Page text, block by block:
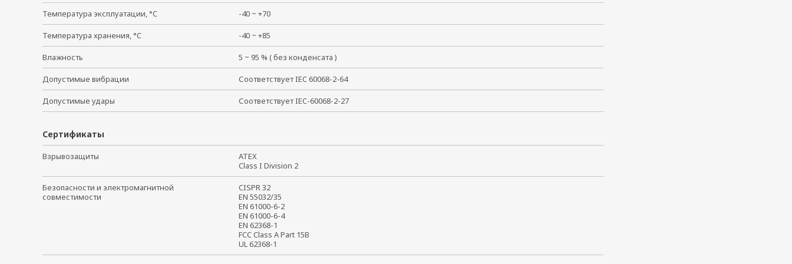
Температура эксплуатации, °C -40 ~ +70
Температура хранения, °C -40 ~ +85
Влажность 5 ~ 95 % ( без конденсата )
Допустимые вибрации Соответствует IEC 60068-2-64
Допустимые удары Соответствует IEC-60068-2-27
Сертификаты
Взрывозащиты
ATEX
Class I Division 2
Безопасности и электромагнитной
совместимости
CISPR 32
EN 55032/35
EN 61000-6-2
EN 61000-6-4
EN 62368-1
FCC Class A Part 15B
UL 62368-1